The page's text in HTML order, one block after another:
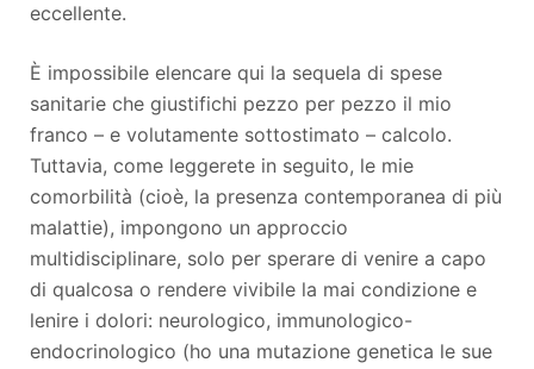
eccellente.
È impossibile elencare qui la sequela di spese
sanitarie che giustifichi pezzo per pezzo il mio
franco – e volutamente sottostimato – calcolo.
Tuttavia, come leggerete in seguito, le mie
comorbilità (cioè, la presenza contemporanea di più
malattie), impongono un approccio
multidisciplinare, solo per sperare di venire a capo
di qualcosa o rendere vivibile la mai condizione e
lenire i dolori: neurologico, immunologico-
endocrinologico (ho una mutazione genetica le sue